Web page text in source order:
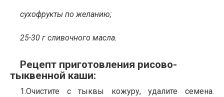
сухофрукты по желанию;
25-30 г сливочного масла.
Рецепт приготовления рисово-
тыквенной каши:
1.Очистите с тыквы кожуру, удалите семена.